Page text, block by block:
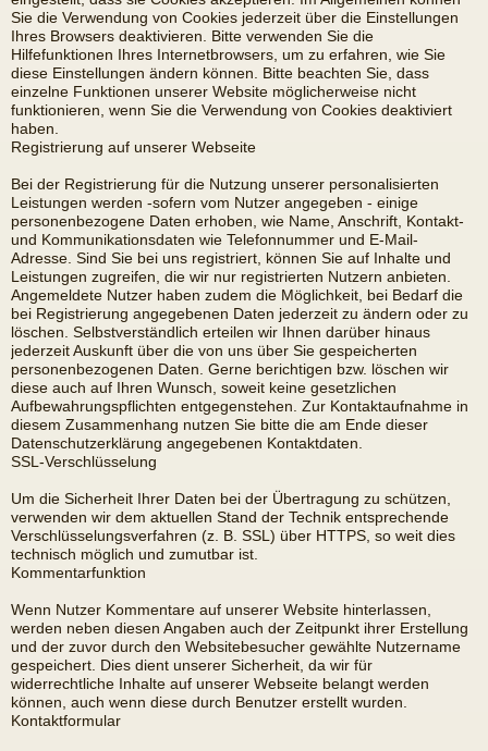
Sie die Verwendung von Cookies jederzeit über die Einstellungen
Ihres Browsers deaktivieren. Bitte verwenden Sie die
Hilfefunktionen Ihres Internetbrowsers, um zu erfahren, wie Sie
diese Einstellungen ändern können. Bitte beachten Sie, dass
einzelne Funktionen unserer Website möglicherweise nicht
funktionieren, wenn Sie die Verwendung von Cookies deaktiviert
haben.
Registrierung auf unserer Webseite
Bei der Registrierung für die Nutzung unserer personalisierten
Leistungen werden -sofern vom Nutzer angegeben - einige
personenbezogene Daten erhoben, wie Name, Anschrift, Kontakt-
und Kommunikationsdaten wie Telefonnummer und E-Mail-
Adresse. Sind Sie bei uns registriert, können Sie auf Inhalte und
Leistungen zugreifen, die wir nur registrierten Nutzern anbieten.
Angemeldete Nutzer haben zudem die Möglichkeit, bei Bedarf die
bei Registrierung angegebenen Daten jederzeit zu ändern oder zu
löschen. Selbstverständlich erteilen wir Ihnen darüber hinaus
jederzeit Auskunft über die von uns über Sie gespeicherten
personenbezogenen Daten. Gerne berichtigen bzw. löschen wir
diese auch auf Ihren Wunsch, soweit keine gesetzlichen
Aufbewahrungspflichten entgegenstehen. Zur Kontaktaufnahme in
diesem Zusammenhang nutzen Sie bitte die am Ende dieser
Datenschutzerklärung angegebenen Kontaktdaten.
SSL-Verschlüsselung
Um die Sicherheit Ihrer Daten bei der Übertragung zu schützen,
verwenden wir dem aktuellen Stand der Technik entsprechende
Verschlüsselungsverfahren (z. B. SSL) über HTTPS, so weit dies
technisch möglich und zumutbar ist.
Kommentarfunktion
Wenn Nutzer Kommentare auf unserer Website hinterlassen,
werden neben diesen Angaben auch der Zeitpunkt ihrer Erstellung
und der zuvor durch den Websitebesucher gewählte Nutzername
gespeichert. Dies dient unserer Sicherheit, da wir für
widerrechtliche Inhalte auf unserer Webseite belangt werden
können, auch wenn diese durch Benutzer erstellt wurden.
Kontaktformular